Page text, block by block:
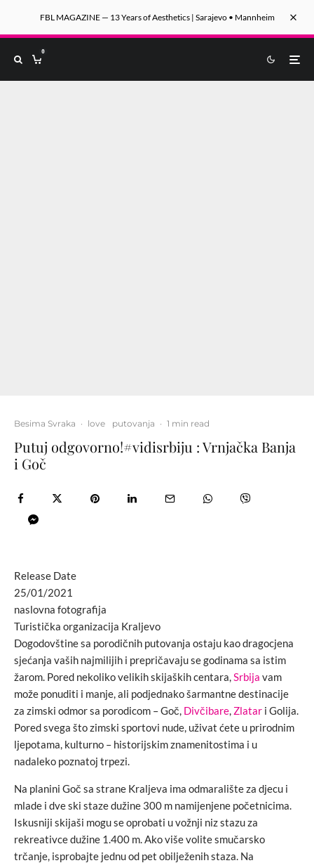
FBL MAGAZINE — 13 Years of Aesthetics | Sarajevo • Mannheim
0
Besima Svraka · love putovanja · 1 min read
Putuj odgovorno!#vidisrbiju : Vrnjačka Banja
i Goč
Release Date
25/01/2021
naslovna fotografija
Turistička organizacija Kraljevo
Dogodovštine sa porodičnih putovanja ostaju kao dragocjena
sjećanja vaših najmilijih i prepričavaju se godinama sa istim
žarom. Pored nekoliko velikih skijaških centara,Srbija vam
može ponuditi i manje, ali podjednako šarmantne destinacije
za zimski odmor sa porodicom – Goč, Divčibare, Zlatar i Golija.
Pored svega što zimski sportovi nude, uživat ćete u prirodnim
ljepotama, kulturno – historijskim znamenitostima i u
nadaleko poznatoj trpezi.
Na planini Goč sa strane Kraljeva ima odmaralište za djecu i
mlade i dve ski staze dužine 300 m namijenjene početnicima.
Iskusniji skijaši mogu se oprobati u vožnji niz stazu za
rekreativce dužine 1.400 m. Ako više volite smučarsko
trčanje, isprobajte jednu od pet obilježenih staza. Na